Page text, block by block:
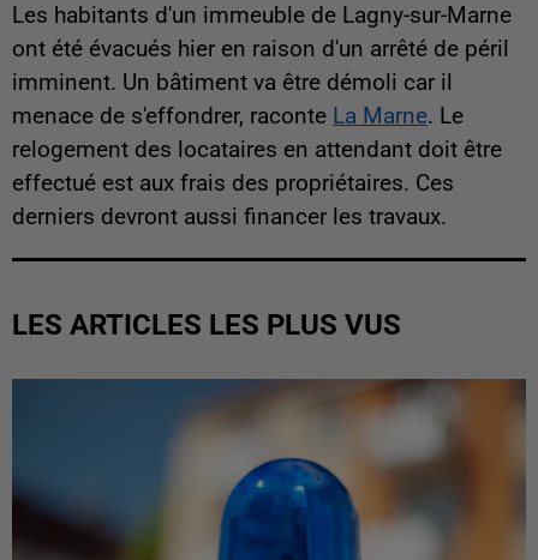
Les habitants d'un immeuble de Lagny-sur-Marne
ont été évacués hier en raison d'un arrêté de péril
imminent. Un bâtiment va être démoli car il
menace de s'effondrer, raconte La Marne. Le
relogement des locataires en attendant doit être
effectué est aux frais des propriétaires. Ces
derniers devront aussi financer les travaux.
LES ARTICLES LES PLUS VUS